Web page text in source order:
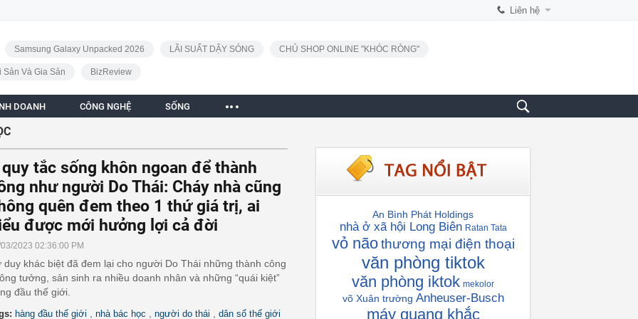
Liên hệ
Samsung Galaxy Unpacked 2026 LÃI SUẤT DẬY SÓNG CHỦ SHOP ONLINE "KHÓC RÒNG"
Sản Và Gia Sản BizReview
DOANH CÔNG NGHỆ SỐNG
tắc sống khôn ngoan để thành
như người Do Thái: Cháy nhà cũng
quên đem theo 1 thứ giá trị, ai
được mới hưởng lợi cả đời
2023 02:36:00 PM
duy khác biệt đã đem lại cho người Do Thái những thành công
tưởng, sản sinh ra nhiều doanh nhân và những “quái kiệt”
đầu thế giới.
hàng đầu thế giới nhà bác học người do thái dân số thế giới
An Bình Phát Holdings
nhà ở xã hội Long Biên Ratan Tata
vỏ não thương mại điện thoại
văn phòng tiktok
văn phòng iktok mekolor
võ Xuân trường Anheuser-Busch
máy quang khắc